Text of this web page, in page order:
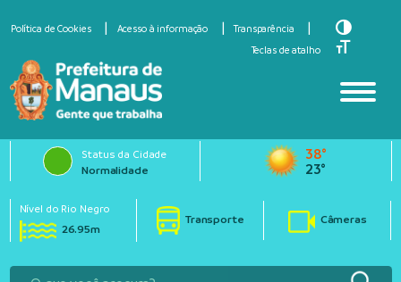
Política de Cookies Acesso à informação
Transparência
Teclas de atalho
Toggle
Toggle
Status da Cidade
Normalidade
38°
23°
Nível do Rio Negro
26.95m
Transporte Câmeras